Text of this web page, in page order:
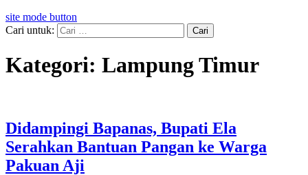
site mode button
Cari untuk:
Kategori: Lampung Timur
Didampingi Bapanas, Bupati Ela
Serahkan Bantuan Pangan ke Warga
Pakuan Aji